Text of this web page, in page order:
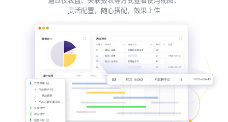
灵活配置，随心搭配，效果上佳